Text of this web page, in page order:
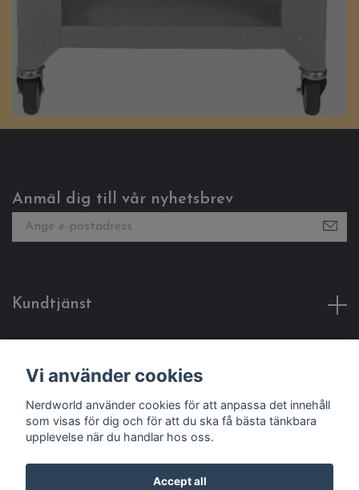
Anmäl dig till vår nyhetsbrev
Kundtjänst
Social Media
Vi använder cookies
Nerdworld använder cookies för att anpassa det innehåll
som visas för dig och för att du ska få bästa tänkbara
upplevelse när du handlar hos oss.
Accept all